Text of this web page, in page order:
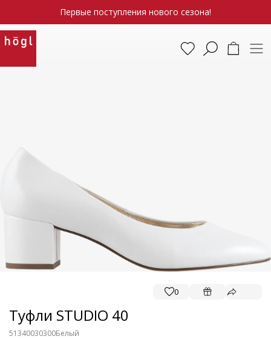
Первые поступления нового сезона!
0
Туфли STUDIO 40
51340030300Белый